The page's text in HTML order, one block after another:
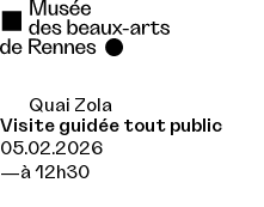
Se rendre au
Contenu principal
Quai Zola
Visite guidée tout public
05.02.2026
à 12h30